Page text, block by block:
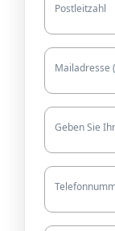
Postleitzahl
Mailadresse
Geben Sie